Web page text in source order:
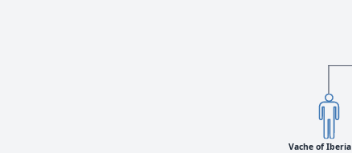
Vache of Iberia